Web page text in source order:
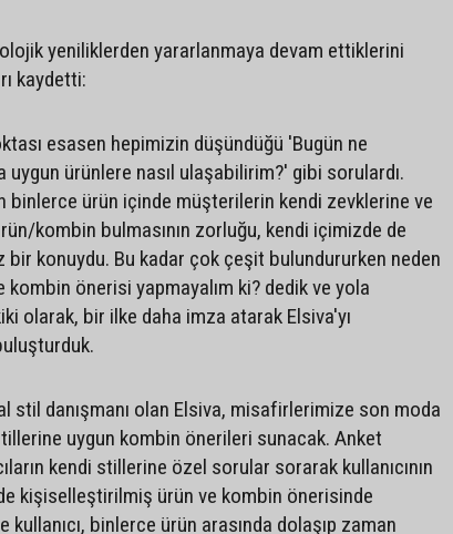
yeniliklerden yararlanmaya devam ettiklerini
kaydetti:
esasen hepimizin düşündüğü 'Bugün ne
uygun ürünlere nasıl ulaşabilirim?' gibi sorulardı.
binlerce ürün içinde müşterilerin kendi zevklerine ve
kombin bulmasının zorluğu, kendi içimizde de
bir konuydu. Bu kadar çok çeşit bulundururken neden
kombin önerisi yapmayalım ki? dedik ve yola
olarak, bir ilke daha imza atarak Elsiva'yı
stil danışmanı olan Elsiva, misafirlerimize son moda
uygun kombin önerileri sunacak. Anket
kendi stillerine özel sorular sorarak kullanıcının
kişiselleştirilmiş ürün ve kombin önerisinde
kullanıcı, binlerce ürün arasında dolaşıp zaman